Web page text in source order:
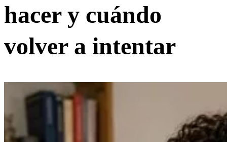
hacer y cuándo
volver a intentar